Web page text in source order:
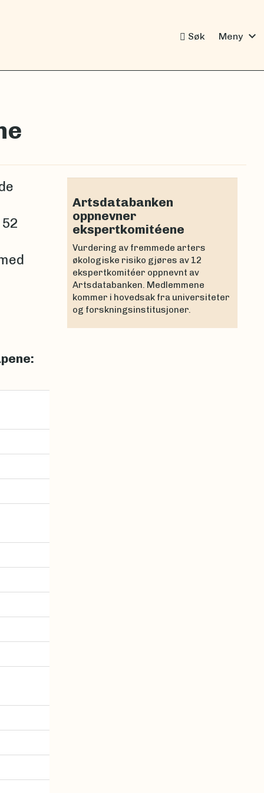
Søk Meny expand_more
Artsdatabanken
oppnevner
ekspertkomitéene
Vurdering av fremmede arters
økologiske risiko gjøres av 12
ekspertkomitéer oppnevnt av
Artsdatabanken. Medlemmene
kommer i hovedsak fra universiteter
og forskningsinstitusjoner.